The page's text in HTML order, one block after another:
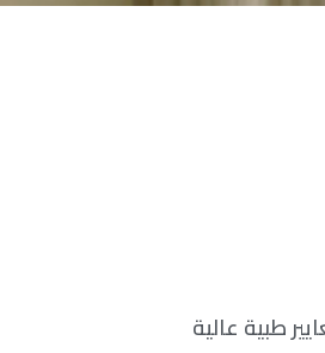
طبية عالية